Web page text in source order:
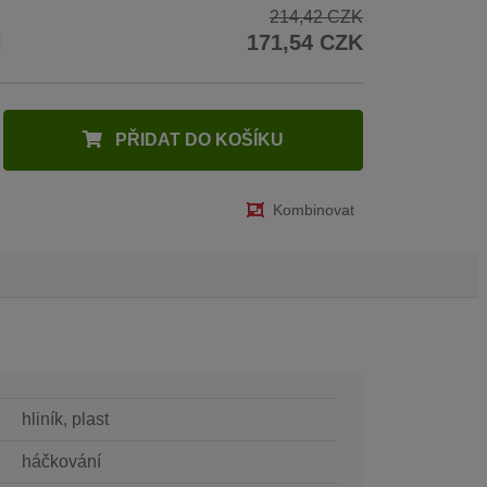
214,42 CZK
171,54 CZK
PŘIDAT DO KOŠÍKU
Kombinovat
hliník, plast
háčkování